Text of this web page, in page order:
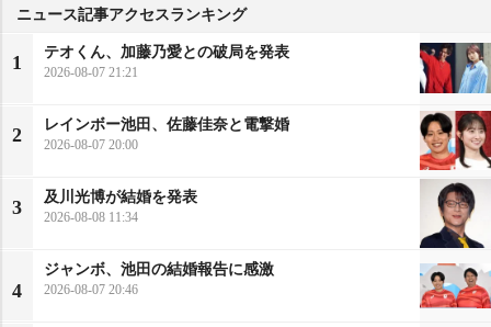
ニュース記事アクセスランキング
1
テオくん、加藤乃愛との破局を発表
2026-08-07 21:21
2
レインボー池田、佐藤佳奈と電撃婚
2026-08-07 20:00
3
及川光博が結婚を発表
2026-08-08 11:34
4
ジャンボ、池田の結婚報告に感激
2026-08-07 20:46